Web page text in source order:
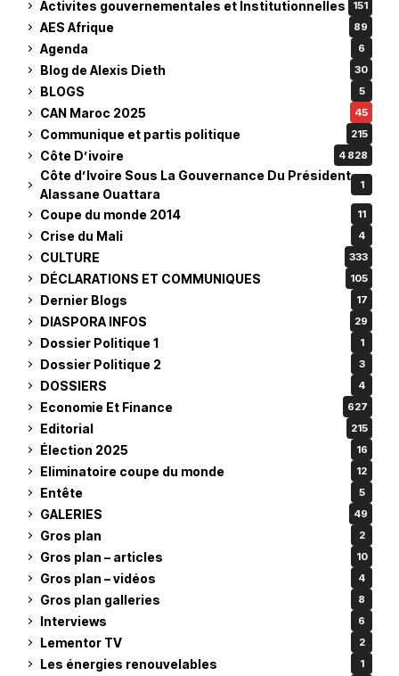
Activites gouvernementales et Institutionnelles 151
AES Afrique 89
Agenda 6
Blog de Alexis Dieth 30
BLOGS 5
CAN Maroc 2025 45
Communique et partis politique 215
Côte D’ivoire 4 828
Côte d’Ivoire Sous La Gouvernance Du Président
Alassane Ouattara
1
Coupe du monde 2014 11
Crise du Mali 4
CULTURE 333
DÉCLARATIONS ET COMMUNIQUES 105
Dernier Blogs 17
DIASPORA INFOS 29
Dossier Politique 1 1
Dossier Politique 2 3
DOSSIERS 4
Economie Et Finance 627
Editorial 215
Élection 2025 16
Eliminatoire coupe du monde 12
Entête 5
GALERIES 49
Gros plan 2
Gros plan – articles 10
Gros plan – vidéos 4
Gros plan galleries 8
Interviews 6
Lementor TV 2
Les énergies renouvelables 1